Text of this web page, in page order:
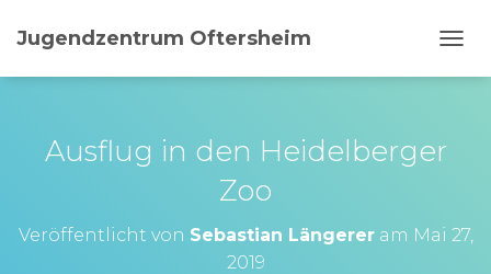
Jugendzentrum Oftersheim
A
N
Ausflug in den Heidelberger
Zoo
Veröffentlicht von Sebastian Längereram Mai 27,
2019